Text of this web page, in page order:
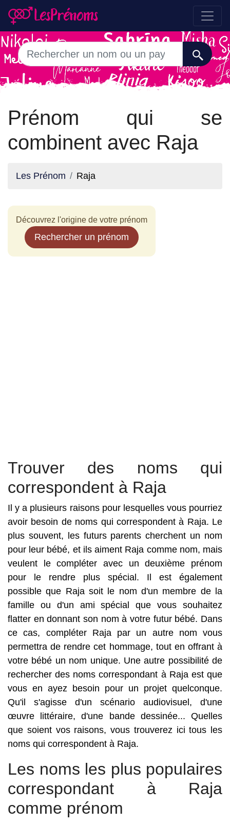
Prénom qui se
combinent avec Raja
Les Prénom Raja
Découvrez l'origine de votre prénom
Rechercher un prénom
Trouver des noms qui
correspondent à Raja
Il y a plusieurs raisons pour lesquelles vous pourriez
avoir besoin de noms qui correspondent à Raja. Le
plus souvent, les futurs parents cherchent un nom
pour leur bébé, et ils aiment Raja comme nom, mais
veulent le compléter avec un deuxième prénom
pour le rendre plus spécial. Il est également
possible que Raja soit le nom d'un membre de la
famille ou d'un ami spécial que vous souhaitez
flatter en donnant son nom à votre futur bébé. Dans
ce cas, compléter Raja par un autre nom vous
permettra de rendre cet hommage, tout en offrant à
votre bébé un nom unique. Une autre possibilité de
rechercher des noms correspondant à Raja est que
vous en ayez besoin pour un projet quelconque.
Qu'il s'agisse d'un scénario audiovisuel, d'une
œuvre littéraire, d'une bande dessinée... Quelles
que soient vos raisons, vous trouverez ici tous les
noms qui correspondent à Raja.
Les noms les plus populaires
correspondant à Raja
comme prénom